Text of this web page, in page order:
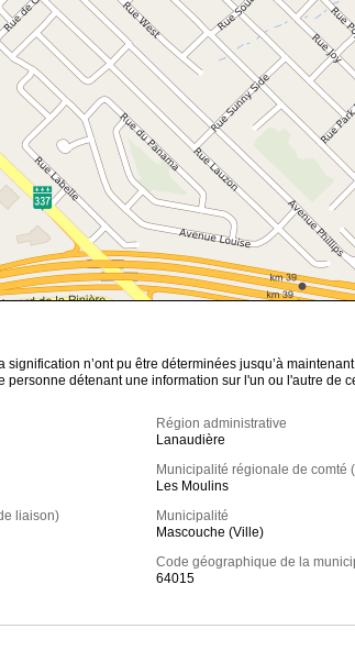
signification n’ont pu être déterminées jusqu’à
personne détenant une information sur l'un ou l'autre de
liaison)
Région administrative
Lanaudière
Municipalité régionale de comté
Les Moulins
Municipalité
Mascouche (Ville)
Code géographique de la
64015